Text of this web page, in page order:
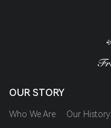
OUR STORY
Who We Are Our History